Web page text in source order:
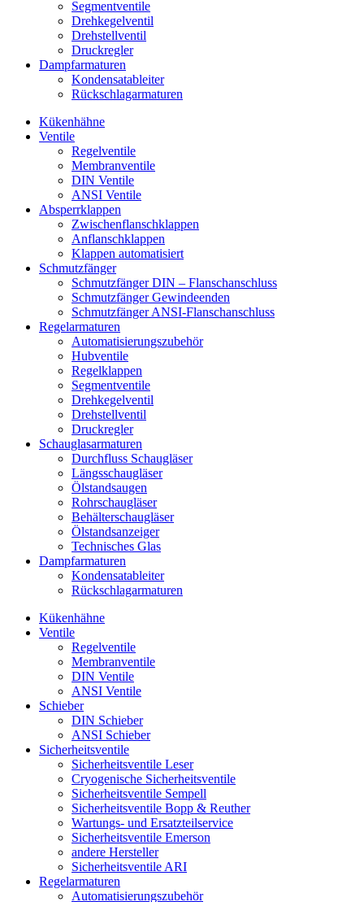
Segmentventile
Drehkegelventil
Drehstellventil
Druckregler
Dampfarmaturen
Kondensatableiter
Rückschlagarmaturen
Kükenhähne
Ventile
Regelventile
Membranventile
DIN Ventile
ANSI Ventile
Absperrklappen
Zwischenflanschklappen
Anflanschklappen
Klappen automatisiert
Schmutzfänger
Schmutzfänger DIN – Flanschanschluss
Schmutzfänger Gewindeenden
Schmutzfänger ANSI-Flanschanschluss
Regelarmaturen
Automatisierungszubehör
Hubventile
Regelklappen
Segmentventile
Drehkegelventil
Drehstellventil
Druckregler
Schauglas­armaturen
Durchfluss Schaugläser
Längsschaugläser
Ölstandsaugen
Rohrschaugläser
Behälterschaugläser
Ölstandsanzeiger
Technisches Glas
Dampfarmaturen
Kondensatableiter
Rückschlagarmaturen
Kükenhähne
Ventile
Regelventile
Membranventile
DIN Ventile
ANSI Ventile
Schieber
DIN Schieber
ANSI Schieber
Sicherheitsventile
Sicherheitsventile Leser
Cryogenische Sicherheitsventile
Sicherheitsventile Sempell
Sicherheitsventile Bopp & Reuther
Wartungs- und Ersatzteilservice
Sicherheitsventile Emerson
andere Hersteller
Sicherheitsventile ARI
Regelarmaturen
Automatisierungszubehör